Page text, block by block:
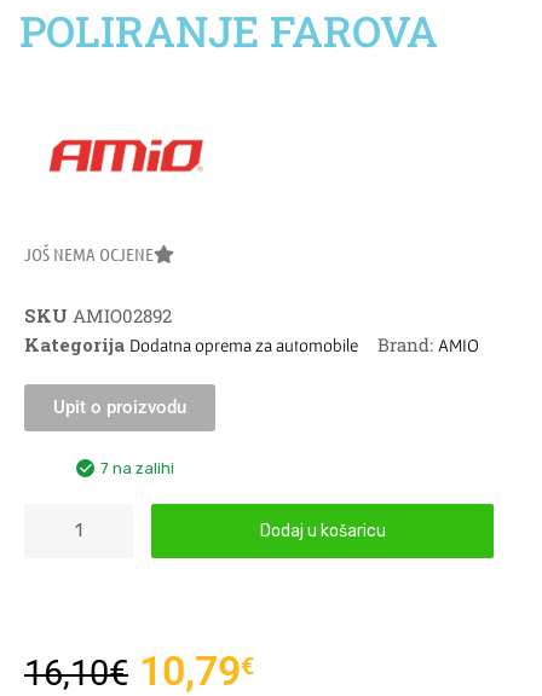
POLIRANJE FAROVA
JOŠ NEMA OCJENE
SKU AMIO02892
Kategorija Dodatna oprema za automobile Brand: AMIO
Upit o proizvodu
7 na zalihi
Dodaj u košaricu
16,10€ 10,79€